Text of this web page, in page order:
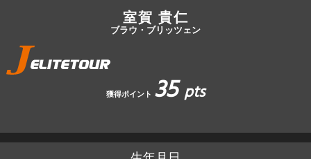
室賀 貴仁
ブラウ・ブリッツェン
獲得ポイント 35pts